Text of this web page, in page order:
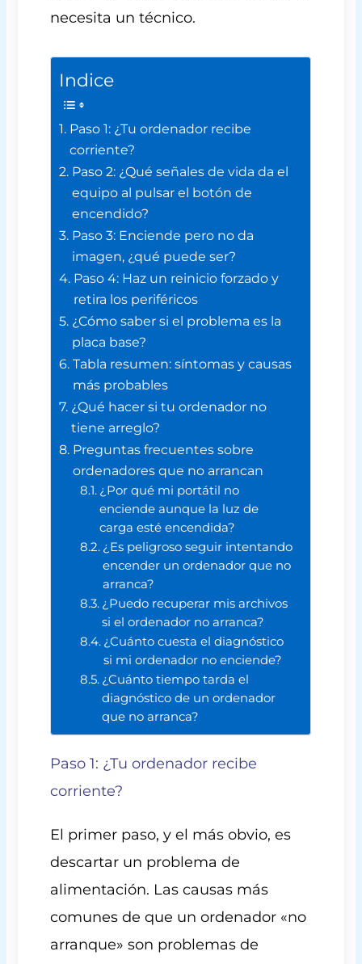
necesita un técnico.
Indice
Paso 1: ¿Tu ordenador recibe
corriente?
Paso 2: ¿Qué señales de vida da el
equipo al pulsar el botón de
encendido?
Paso 3: Enciende pero no da
imagen, ¿qué puede ser?
Paso 4: Haz un reinicio forzado y
retira los periféricos
¿Cómo saber si el problema es la
placa base?
Tabla resumen: síntomas y causas
más probables
¿Qué hacer si tu ordenador no
tiene arreglo?
Preguntas frecuentes sobre
ordenadores que no arrancan
¿Por qué mi portátil no
enciende aunque la luz de
carga esté encendida?
¿Es peligroso seguir intentando
encender un ordenador que no
arranca?
¿Puedo recuperar mis archivos
si el ordenador no arranca?
¿Cuánto cuesta el diagnóstico
si mi ordenador no enciende?
¿Cuánto tiempo tarda el
diagnóstico de un ordenador
que no arranca?
Paso 1: ¿Tu ordenador recibe
corriente?
El primer paso, y el más obvio, es
descartar un problema de
alimentación. Las causas más
comunes de que un ordenador «no
arranque» son problemas de